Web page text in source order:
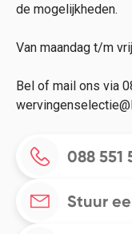
de mogelijkheden.
Van maandag t/m
Bel of mail ons via
088 551
Stuur